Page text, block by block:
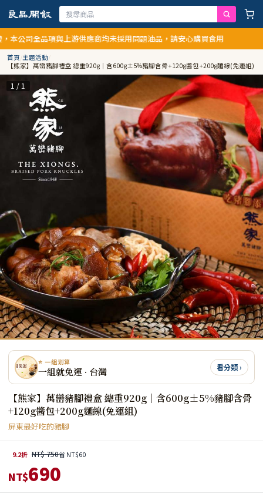
司全品項與上游供應商均未採用問題油品，請安心購買食用
首頁/主題活動/
【熊家】萬巒豬腳禮盒 總重920g｜含600g±5%豬腳含骨+120g醬包+200g麵線(免運組)
1 / 1
⭐ 一組划算
一組就免運 · 台灣 看分類 ›
【熊家】萬巒豬腳禮盒 總重920g｜含600g±5%豬腳含骨
+120g醬包+200g麵線(免運組)
屏東最好吃的豬腳
9.2折 NT$ 750省 NT$60
NT$690